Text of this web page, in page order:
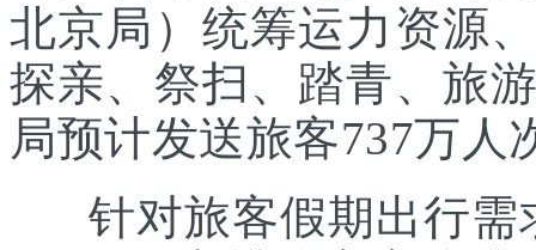
北京局）统筹运力资源
探亲、祭扫、踏青、旅
局预计发送旅客737万人
针对旅客假期出行需